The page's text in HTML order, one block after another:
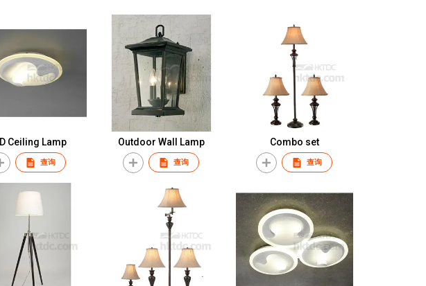
Ceiling Lamp
查询
Outdoor Wall Lamp
查询
Combo set
查询